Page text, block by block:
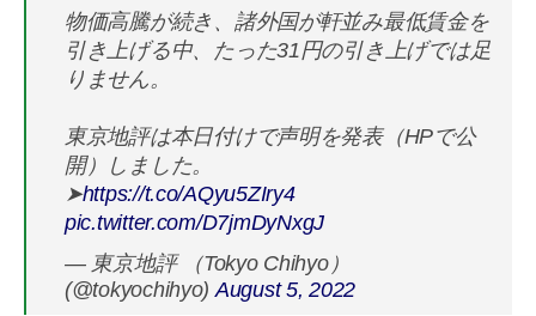
物価高騰が続き、諸外国が軒並み最低賃金を
引き上げる中、たった31円の引き上げでは足
りません。
東京地評は本日付けで声明を発表（HPで公
開）しました。
➤https://t.co/AQyu5ZIry4
pic.twitter.com/D7jmDyNxgJ
— 東京地評 （Tokyo Chihyo）
(@tokyochihyo)August 5, 2022